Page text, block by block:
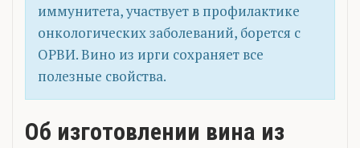
иммунитета, участвует в профилактике
онкологических заболеваний, борется с
ОРВИ. Вино из ирги сохраняет все
полезные свойства.
Об изготовлении вина из